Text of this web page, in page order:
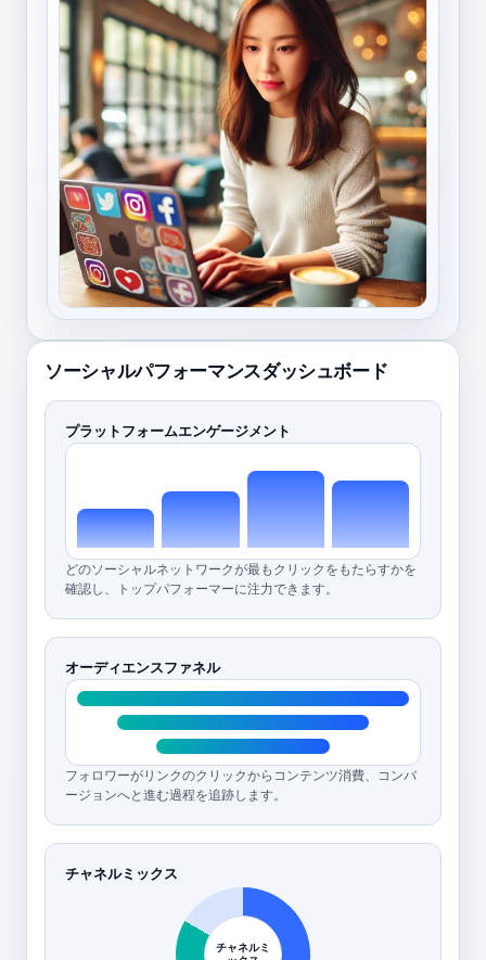
ソーシャルパフォーマンスダッシュボード
プラットフォームエンゲージメント
どのソーシャルネットワークが最もクリックをもたらすかを
確認し、トップパフォーマーに注力できます。
オーディエンスファネル
フォロワーがリンクのクリックからコンテンツ消費、コンバ
ージョンへと進む過程を追跡します。
チャネルミックス
チャネルミ